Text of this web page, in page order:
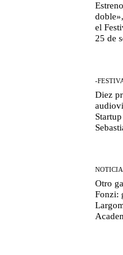
el
25 de
-
Diez
Otro
Fonzi: